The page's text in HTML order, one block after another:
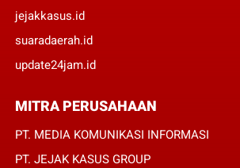
jejakkasus.id
suaradaerah.id
update24jam.id
MITRA PERUSAHAAN
PT. MEDIA KOMUNIKASI INFORMASI
PT. JEJAK KASUS GROUP